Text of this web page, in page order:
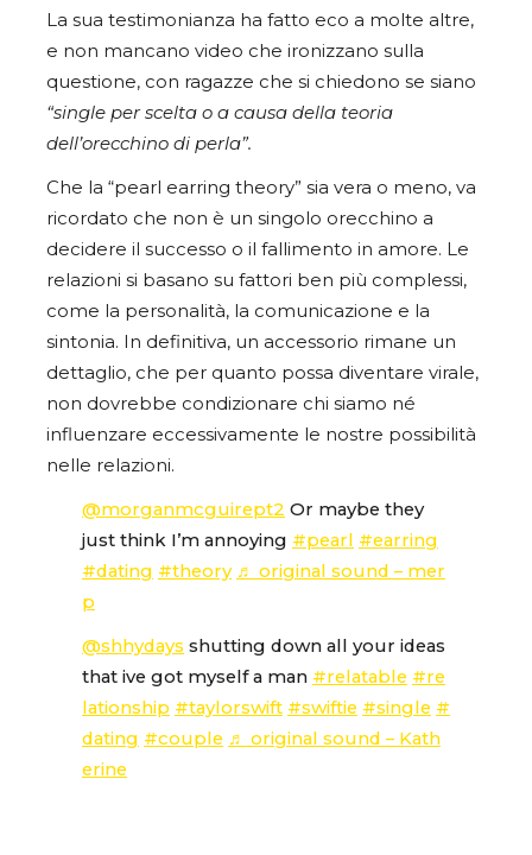
La sua testimonianza ha fatto eco a molte altre,
e non mancano video che ironizzano sulla
questione, con ragazze che si chiedono se siano
“single per scelta o a causa della teoria
dell’orecchino di perla”.
Che la “pearl earring theory” sia vera o meno, va
ricordato che non è un singolo orecchino a
decidere il successo o il fallimento in amore. Le
relazioni si basano su fattori ben più complessi,
come la personalità, la comunicazione e la
sintonia. In definitiva, un accessorio rimane un
dettaglio, che per quanto possa diventare virale,
non dovrebbe condizionare chi siamo né
influenzare eccessivamente le nostre possibilità
nelle relazioni.
@morganmcguirept2 Or maybe they
just think I’m annoying #pearl #earring
#dating #theory ♬ original sound – mer
p
@shhydays shutting down all your ideas
that ive got myself a man #relatable #re
lationship #taylorswift #swiftie #single #
dating #couple ♬ original sound – Kath
erine